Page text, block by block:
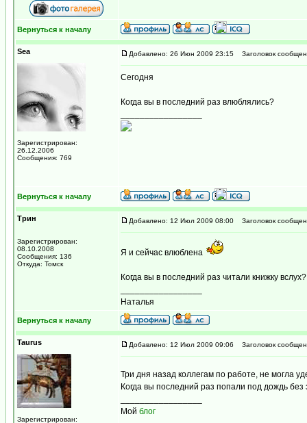
Вернуться к началу
Sea
Зарегистрирован:
26.12.2006
Сообщения: 769
Добавлено: 26 Июн 2009 23:15 Заголовок
Сегодня
Когда вы в последний раз влюблялись?
Вернуться к началу
Трин
Зарегистрирован:
08.10.2008
Сообщения: 136
Откуда: Томск
Добавлено: 12 Июл 2009 08:00 Заголовок
Я и сейчас влюблена
Когда вы в последний раз читали книжку вслух?
Наталья
Вернуться к началу
Taurus
Зарегистрирован:
Добавлено: 12 Июл 2009 09:06 Заголовок
Три дня назад коллегам по работе, не могла
Когда вы последний раз попали под дождь без
Мой блог